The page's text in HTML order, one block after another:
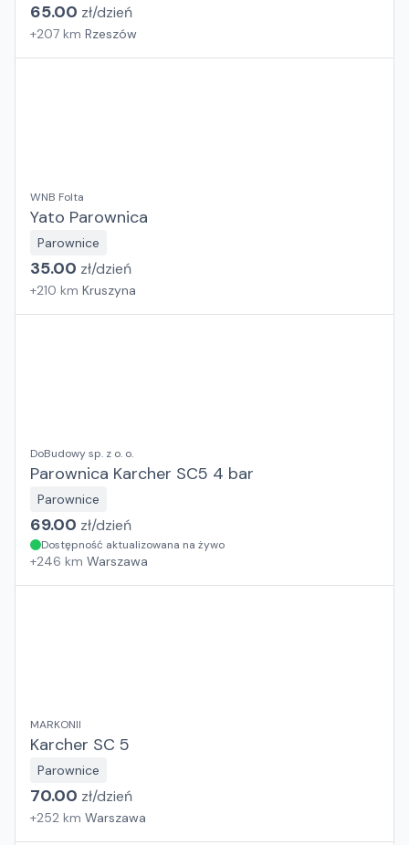
65.00 zł/dzień
+207 km Rzeszów
WNB Folta
Yato Parownica
Parownice
35.00 zł/dzień
+210 km Kruszyna
DoBudowy sp. z o. o.
Parownica Karcher SC5 4 bar
Parownice
69.00 zł/dzień
Dostępność aktualizowana na żywo
+246 km Warszawa
MARKONII
Karcher SC 5
Parownice
70.00 zł/dzień
+252 km Warszawa